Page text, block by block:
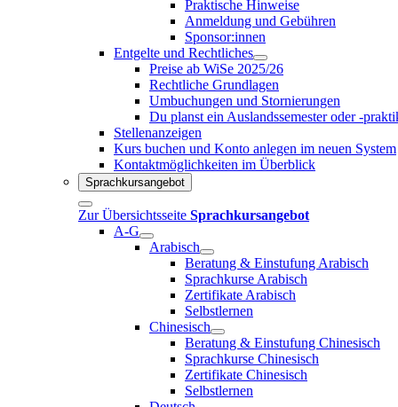
Praktische Hinweise
Anmeldung und Gebühren
Sponsor:innen
Entgelte und Rechtliches
Preise ab WiSe 2025/26
Rechtliche Grundlagen
Umbuchungen und Stornierungen
Du planst ein Auslandssemester oder -
Stellenanzeigen
Kurs buchen und Konto anlegen im neuen System
Kontaktmöglichkeiten im Überblick
Sprachkursangebot
Zur Übersichtsseite Sprachkursangebot
A-G
Arabisch
Beratung & Einstufung Arabisch
Sprachkurse Arabisch
Zertifikate Arabisch
Selbstlernen
Chinesisch
Beratung & Einstufung Chinesisch
Sprachkurse Chinesisch
Zertifikate Chinesisch
Selbstlernen